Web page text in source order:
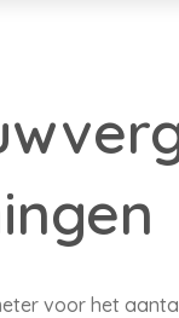
voor het